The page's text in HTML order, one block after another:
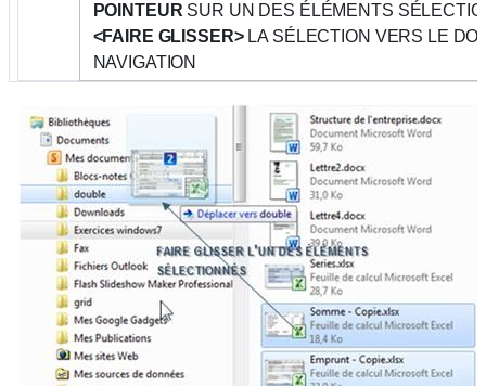
POINTEUR SUR UN DES ÉLÉMENTS
<FAIRE GLISSER>LA SÉLECTION VERS LE
NAVIGATION